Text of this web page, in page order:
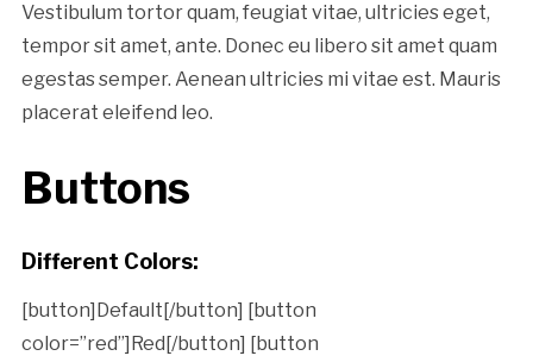
Vestibulum tortor quam, feugiat vitae, ultricies eget,
tempor sit amet, ante. Donec eu libero sit amet quam
egestas semper. Aenean ultricies mi vitae est. Mauris
placerat eleifend leo.
Buttons
Different Colors:
[button]Default[/button] [button
color=”red”]Red[/button] [button